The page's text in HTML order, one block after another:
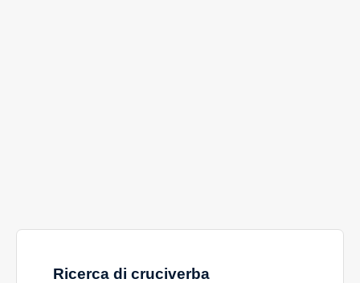
Ricerca di cruciverba